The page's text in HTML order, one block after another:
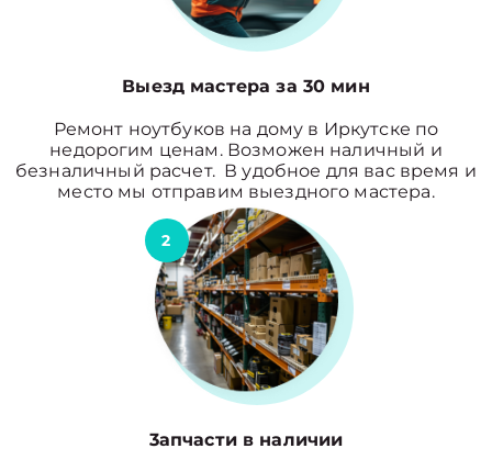
Выезд мастера за 30 мин
Ремонт ноутбуков на дому в Иркутске по
недорогим ценам. Возможен наличный и
безналичный расчет. В удобное для вас время и
место мы отправим выездного мастера.
2
3апчасти в наличии